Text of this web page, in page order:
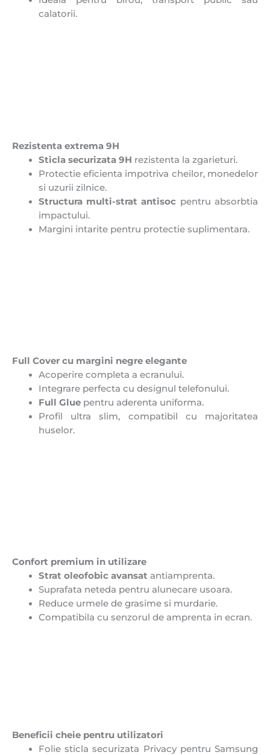
calatorii.
Rezistenta extrema 9H
Sticla securizata 9H rezistenta la zgarieturi.
Protectie eficienta impotriva cheilor, monedelor
si uzurii zilnice.
Structura multi-strat antisoc pentru absorbtia
impactului.
Margini intarite pentru protectie suplimentara.
Full Cover cu margini negre elegante
Acoperire completa a ecranului.
Integrare perfecta cu designul telefonului.
Full Gluepentru aderenta uniforma.
Profil ultra slim, compatibil cu majoritatea
huselor.
Confort premium in utilizare
Strat oleofobic avansat antiamprenta.
Suprafata neteda pentru alunecare usoara.
Reduce urmele de grasime si murdarie.
Compatibila cu senzorul de amprenta in ecran.
Beneficii cheie pentru utilizatori
Folie sticla securizata Privacy pentru Samsung